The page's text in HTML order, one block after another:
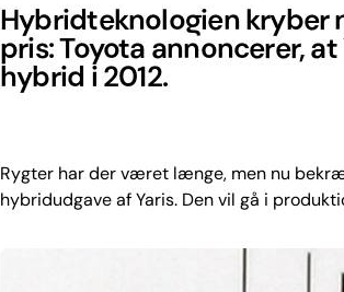
Hybridteknologien kryber
pris: Toyota annoncerer,
hybrid i 2012.
Rygter har der været længe, men nu
hybridudgave af Yaris. Den vil gå i